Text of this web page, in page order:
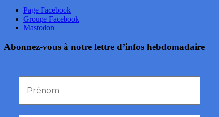
Page Facebook
Groupe Facebook
Mastodon
Abonnez-vous à notre lettre d’infos hebdomadaire